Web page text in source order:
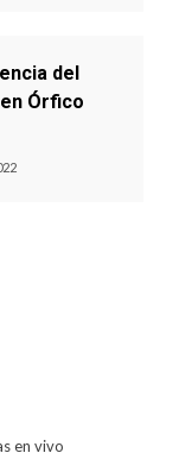
del
Órfico
en vivo